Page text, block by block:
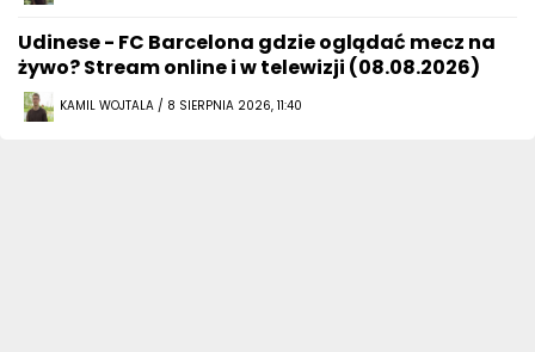
Udinese - FC Barcelona gdzie oglądać mecz na
żywo? Stream online i w telewizji (08.08.2026)
KAMIL WOJTALA / 8 SIERPNIA 2026, 11:40